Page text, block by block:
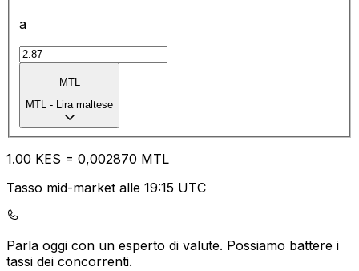
a
MTL
MTL - Lira maltese
1.00 KES = 0,002870 MTL
Tasso mid-market alle 19:15 UTC
Parla oggi con un esperto di valute. Possiamo battere i
tassi dei concorrenti.